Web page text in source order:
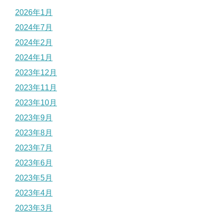
2026年1月
2024年7月
2024年2月
2024年1月
2023年12月
2023年11月
2023年10月
2023年9月
2023年8月
2023年7月
2023年6月
2023年5月
2023年4月
2023年3月